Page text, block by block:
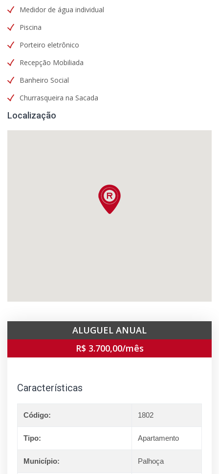
Medidor de água individual
Piscina
Porteiro eletrônico
Recepção Mobiliada
Banheiro Social
Churrasqueira na Sacada
Localização
ALUGUEL ANUAL
R$ 3.700,00/mês
Características
Código: 1802
Tipo: Apartamento
Município: Palhoça